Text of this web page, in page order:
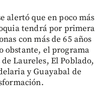
alertó que en poco más
tendrá por primera
con más de 65 años
obstante, el programa
Laureles, El Poblado,
y Guayabal de